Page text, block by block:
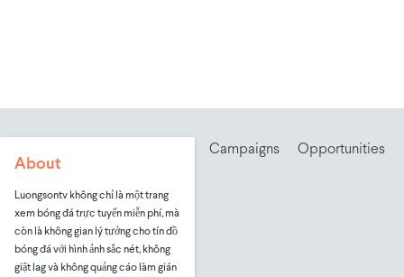
About
Luongsontv không chỉ là một trang
xem bóng đá trực tuyến miễn phí, mà
còn là không gian lý tưởng cho tín đồ
bóng đá với hình ảnh sắc nét, không
giật lag và không quảng cáo làm gián
Campaigns Opportunities